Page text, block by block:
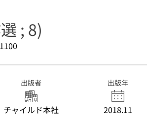
; 8)
出版者
チャイルド本社
出版年
2018.11